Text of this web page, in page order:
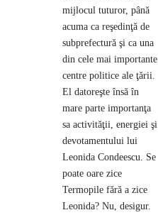
mijlocul tuturor, până
acuma ca reşedinţă de
subprefectură şi ca una
din cele mai importante
centre politice ale ţării.
El datoreşte însă în
mare parte importanţa
sa activităţii, energiei şi
devotamentului lui
Leonida Condeescu. Se
poate oare zice
Termopile fără a zice
Leonida? Nu, desigur.